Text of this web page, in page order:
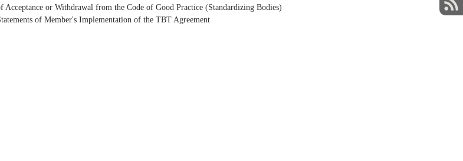
Acceptance or Withdrawal from the Code of Good Practice (Standardizing Bodies)
of Member's Implementation of the TBT Agreement